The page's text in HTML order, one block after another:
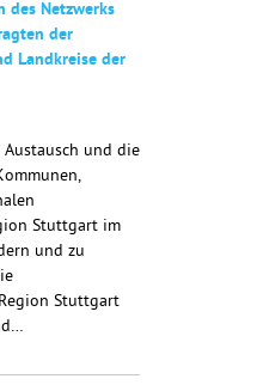
des Netzwerks
der
Landkreise der
und die
Stuttgart im
und zu
Stuttgart